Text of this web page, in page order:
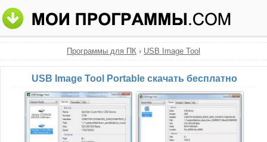
Программы для ПК › USB Image Tool
USB Image Tool Portable скачать бесплатно